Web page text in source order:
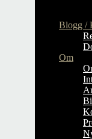
Blogg /
Om